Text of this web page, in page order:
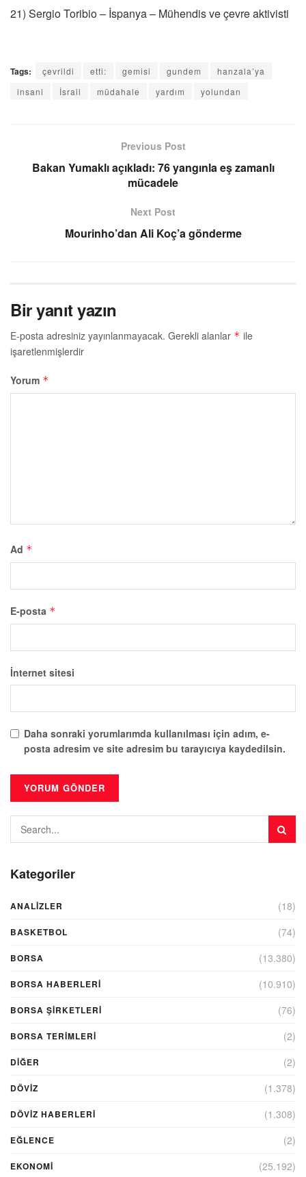
21) Sergio Toribio – İspanya – Mühendis ve çevre aktivisti
Tags: çevrildi etti: gemisi gundem
hanzala’ya
insani
İsrail müdahale yardım yolundan
Previous Post
Bakan Yumaklı açıkladı: 76 yangınla eş zamanlı
mücadele
Next Post
Mourinho’dan Ali Koç’a gönderme
Bir yanıt yazın
E-posta adresiniz yayınlanmayacak. Gerekli alanlar * ile
işaretlenmişlerdir
Yorum *
Ad *
E-posta *
İnternet sitesi
Daha sonraki yorumlarımda kullanılması için adım, e-
posta adresim ve site adresim bu tarayıcıya kaydedilsin.
Kategoriler
ANALIZLER (18)
BASKETBOL (74)
BORSA (13.380)
BORSA HABERLERI (10.910)
BORSA ŞIRKETLERI (76)
BORSA TERIMLERI (2)
DIĞER (2)
DÖVİZ (1.378)
DÖVIZ HABERLERI (1.308)
EĞLENCE (2)
EKONOMİ (25.192)